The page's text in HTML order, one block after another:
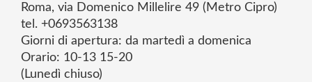
Roma, via Domenico Millelire 49 (Metro Cipro)
tel. +0693563138
Giorni di apertura: da martedì a domenica
Orario: 10-13 15-20
(Lunedì chiuso)